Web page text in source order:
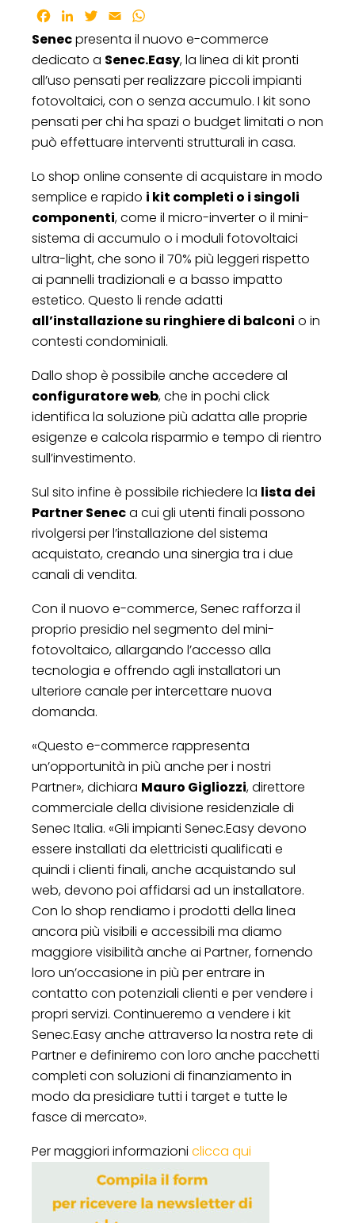
Facebook
LinkedInTwitter
Email
Senecpresenta il nuovo e-commerce
dedicato a Senec.Easy, la linea di kit pronti
all’uso pensati per realizzare piccoli impianti
fotovoltaici, con o senza accumulo. I kit sono
pensati per chi ha spazi o budget limitati o non
può effettuare interventi strutturali in casa.
Lo shop online consente di acquistare in modo
semplice e rapido i kit completi o i singoli
componenti, come il micro-inverter o il mini-
sistema di accumulo o i moduli fotovoltaici
ultra-light, che sono il 70% più leggeri rispetto
ai pannelli tradizionali e a basso impatto
estetico. Questo li rende adatti
all’installazione su ringhiere di balconi o in
contesti condominiali.
Dallo shop è possibile anche accedere al
configuratore web, che in pochi click
identifica la soluzione più adatta alle proprie
esigenze e calcola risparmio e tempo di rientro
sull’investimento.
Sul sito infine è possibile richiedere la lista dei
Partner Seneca cui gli utenti finali possono
rivolgersi per l’installazione del sistema
acquistato, creando una sinergia tra i due
canali di vendita.
Con il nuovo e-commerce, Senec rafforza il
proprio presidio nel segmento del mini-
fotovoltaico, allargando l’accesso alla
tecnologia e offrendo agli installatori un
ulteriore canale per intercettare nuova
domanda.
«Questo e-commerce rappresenta
un’opportunità in più anche per i nostri
Partner», dichiara Mauro Gigliozzi, direttore
commerciale della divisione residenziale di
Senec Italia. «Gli impianti Senec.Easy devono
essere installati da elettricisti qualificati e
quindi i clienti finali, anche acquistando sul
web, devono poi affidarsi ad un installatore.
Con lo shop rendiamo i prodotti della linea
ancora più visibili e accessibili ma diamo
maggiore visibilità anche ai Partner, fornendo
loro un’occasione in più per entrare in
contatto con potenziali clienti e per vendere i
propri servizi. Continueremo a vendere i kit
Senec.Easy anche attraverso la nostra rete di
Partner e definiremo con loro anche pacchetti
completi con soluzioni di finanziamento in
modo da presidiare tutti i target e tutte le
fasce di mercato».
Per maggiori informazioni clicca qui